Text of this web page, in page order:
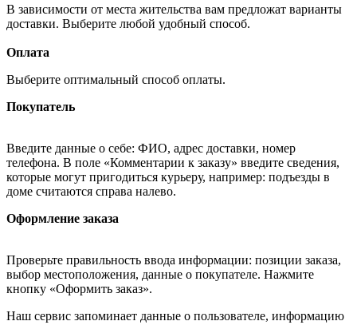
В зависимости от места жительства вам предложат варианты
доставки. Выберите любой удобный способ.
Оплата
Выберите оптимальный способ оплаты.
Покупатель
Введите данные о себе: ФИО, адрес доставки, номер
телефона. В поле «Комментарии к заказу» введите сведения,
которые могут пригодиться курьеру, например: подъезды в
доме считаются справа налево.
Оформление заказа
Проверьте правильность ввода информации: позиции заказа,
выбор местоположения, данные о покупателе. Нажмите
кнопку «Оформить заказ».
Наш сервис запоминает данные о пользователе, информацию